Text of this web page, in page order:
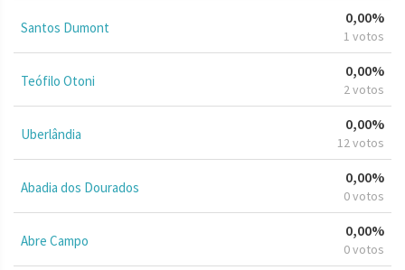
Santos Dumont
0,00%
1 votos
Teófilo Otoni
0,00%
2 votos
Uberlândia
0,00%
12 votos
Abadia dos Dourados
0,00%
0 votos
Abre Campo
0,00%
0 votos